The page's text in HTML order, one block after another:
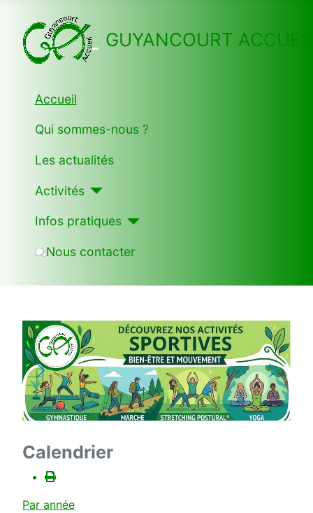
GUYANCOURT
Accueil
Qui sommes-nous ?
Les actualités
Activités
Infos pratiques
Nous contacter
Calendrier
Par année